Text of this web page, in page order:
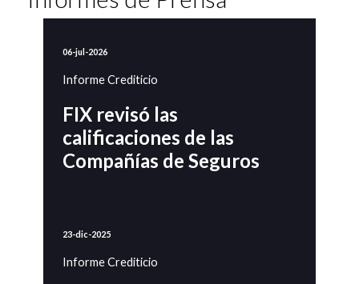
06-jul-2026
Informe Crediticio
FIX revisó las
calificaciones de las
Compañías de Seguros
23-dic-2025
Informe Crediticio